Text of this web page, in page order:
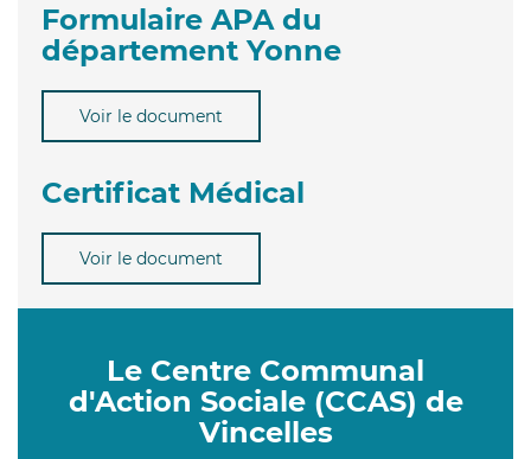
Formulaire APA du
département Yonne
Voir le document
Certificat Médical
Voir le document
Le Centre Communal
d'Action Sociale (CCAS) de
Vincelles